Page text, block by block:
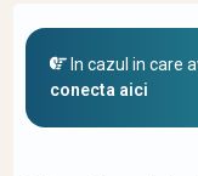
In cazul in care
conecta aici